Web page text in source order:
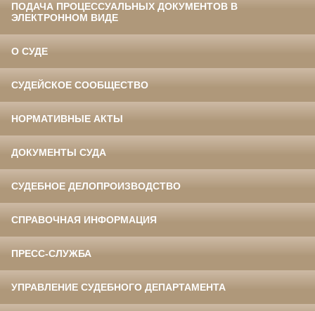
ПОДАЧА ПРОЦЕССУАЛЬНЫХ ДОКУМЕНТОВ В
ЭЛЕКТРОННОМ ВИДЕ
О СУДЕ
СУДЕЙСКОЕ СООБЩЕСТВО
НОРМАТИВНЫЕ АКТЫ
ДОКУМЕНТЫ СУДА
СУДЕБНОЕ ДЕЛОПРОИЗВОДСТВО
СПРАВОЧНАЯ ИНФОРМАЦИЯ
ПРЕСС-СЛУЖБА
УПРАВЛЕНИЕ СУДЕБНОГО ДЕПАРТАМЕНТА